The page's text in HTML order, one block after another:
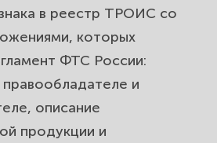
в реестр ТРОИС со
которых
ФТС России:
и
описание
продукции и